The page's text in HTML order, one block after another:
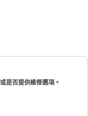
是否提供維修選項。